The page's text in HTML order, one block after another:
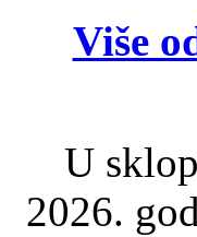
Više
U
2026.